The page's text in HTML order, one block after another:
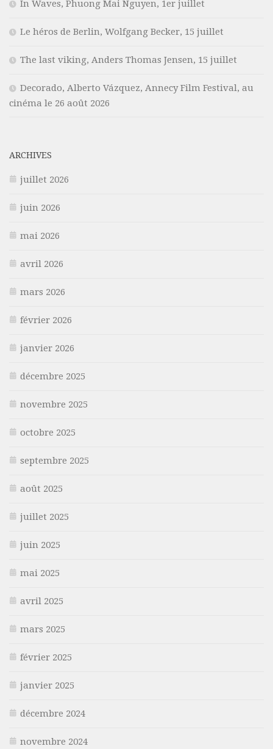
In Waves, Phuong Mai Nguyen, 1er juillet
Le héros de Berlin, Wolfgang Becker, 15 juillet
The last viking, Anders Thomas Jensen, 15 juillet
Decorado, Alberto Vázquez, Annecy Film Festival, au
cinéma le 26 août 2026
ARCHIVES
juillet 2026
juin 2026
mai 2026
avril 2026
mars 2026
février 2026
janvier 2026
décembre 2025
novembre 2025
octobre 2025
septembre 2025
août 2025
juillet 2025
juin 2025
mai 2025
avril 2025
mars 2025
février 2025
janvier 2025
décembre 2024
novembre 2024